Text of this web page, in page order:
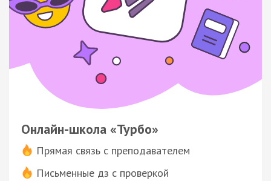
Онлайн-школа «Турбо»
Прямая связь с преподавателем
Письменные дз с проверкой